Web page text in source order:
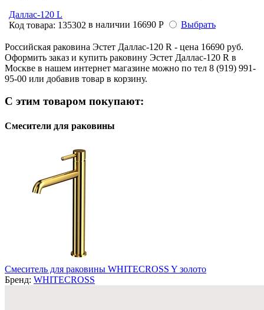
Даллас-120 L
Код товара: 135302 в наличии 16690 Р Выбрать
Российская раковина Эстет Даллас-120 R - цена 16690 руб.
Оформить заказ и купить раковину Эстет Даллас-120 R в
Москве в нашем интернет магазине можно по тел 8 (919) 991-
95-00 или добавив товар в корзину.
С этим товаром покупают:
Смесители для раковины
Смеситель для раковины WHITECROSS Y золото
Бренд: WHITECROSS